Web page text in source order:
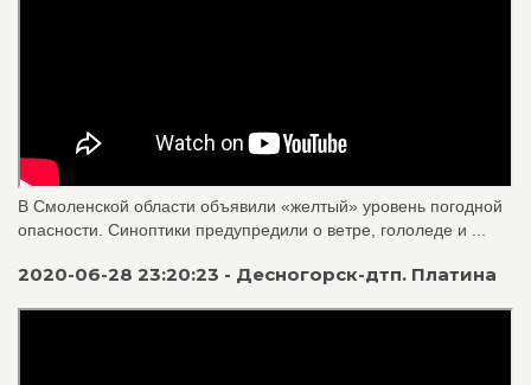
В Смоленской области объявили «желтый» уровень погодной
опасности. Синоптики предупредили о ветре, гололеде и ...
2020-06-28 23:20:23 - Десногорск-дтп. Платина